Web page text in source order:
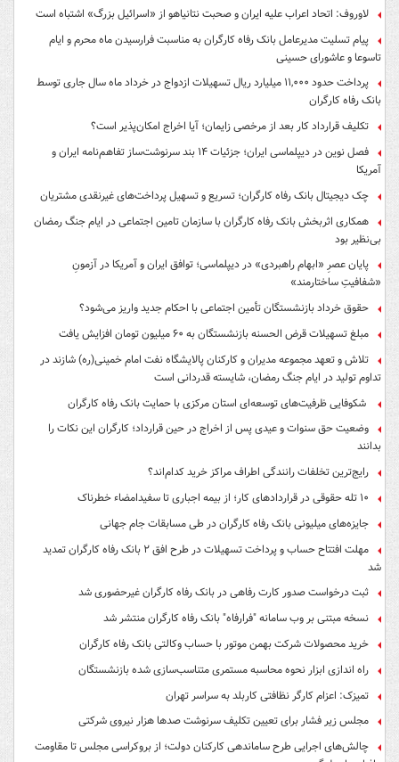
لاوروف: اتحاد اعراب علیه ایران و صحبت نتانیاهو از «اسرائیل بزرگ» اشتباه است
پیام تسلیت مدیرعامل بانک رفاه کارگران به مناسبت فرارسیدن ماه محرم و ایام
تاسوعا و عاشورای حسینی
پرداخت حدود ۱۱,۰۰۰ میلیارد ریال تسهیلات ازدواج در خرداد ماه سال جاری توسط
بانک رفاه کارگران
تکلیف قرارداد کار بعد از مرخصی زایمان؛ آیا اخراج امکان‌پذیر است؟
فصل نوین در دیپلماسی ایران؛ جزئیات ۱۴ بند سرنوشت‌ساز تفاهم‌نامه ایران و
آمریکا
چک دیجیتال بانک رفاه کارگران؛ تسریع و تسهیل پرداخت‌های غیرنقدی مشتریان
همکاری اثربخش بانک رفاه کارگران با سازمان تامین اجتماعی در ایام جنگ رمضان
بی‌نظیر بود
پایان عصرِ «ابهام راهبردی» در دیپلماسی؛ توافق ایران و آمریکا در آزمونِ
«شفافیتِ ساختارمند»
حقوق خرداد بازنشستگان تأمین اجتماعی با احکام جدید واریز می‌شود؟
مبلغ تسهیلات قرض الحسنه بازنشستگان به ۶۰ میلیون تومان افزایش یافت
تلاش و تعهد مجموعه مدیران و کارکنان پالایشگاه نفت امام خمینی(ره) شازند در
تداوم تولید در ایام جنگ رمضان، شایسته قدردانی است
شکوفایی ظرفیت‌های توسعه‌ای استان مرکزی با حمایت بانک رفاه کارگران
وضعیت حق سنوات و عیدی پس از اخراج در حین قرارداد؛ کارگران این نکات را
بدانند
رایج‌ترین تخلفات رانندگی اطراف مراکز خرید کدام‌اند؟
۱۰ تله حقوقی در قراردادهای کار؛ از بیمه اجباری تا سفیدامضاء خطرناک
جایزه‌های میلیونی بانک رفاه کارگران در طی مسابقات جام جهانی
مهلت افتتاح حساب و پرداخت تسهیلات در طرح افق ۲ بانک رفاه کارگران تمدید
شد
ثبت درخواست صدور کارت رفاهی در بانک رفاه کارگران غیرحضوری شد
نسخه مبتنی بر وب سامانه "فرارفاه" بانک رفاه کارگران منتشر شد
خرید محصولات شرکت بهمن موتور با حساب وکالتی بانک رفاه کارگران
راه اندازی ابزار نحوه محاسبه مستمری متناسب‌سازی شده بازنشستگان
تمیزک: اعزام کارگر نظافتی کاربلد به سراسر تهران
مجلس زیر فشار برای تعیین تکلیف سرنوشت صدها هزار نیروی شرکتی
چالش‌های اجرایی طرح ساماندهی کارکنان دولت؛ از بروکراسی مجلس تا مقاومت